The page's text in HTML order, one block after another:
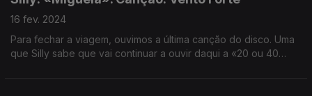
16 fev. 2024
Para fechar a viagem, ouvimos a última canção do disco. Uma
que Silly sabe que vai continuar a ouvir daqui a «20 ou 40